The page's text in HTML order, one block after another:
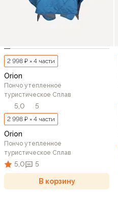
2 998 ₽ × 4 части
Orion
Пончо утепленное
туристическое Сплав
5,0 5
2 998 ₽ × 4 части
Orion
Пончо утепленное
туристическое Сплав
5,0 5
В корзину